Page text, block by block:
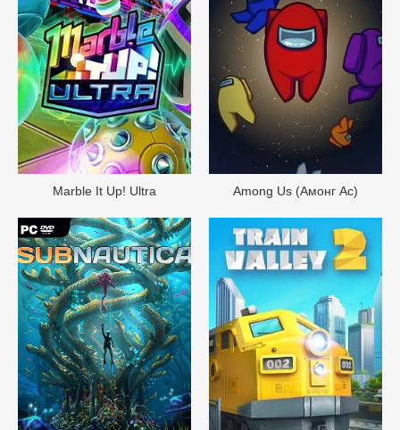
Marble It Up! Ultra Among Us (Амонг Ас)